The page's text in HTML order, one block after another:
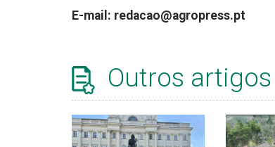
E-mail: redacao@agropress.pt
Outros